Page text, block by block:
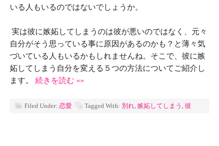
いる人もいるのではないでしょうか。
実は彼に嫉妬してしまうのは彼が悪いのではなく、元々
自分がそう思っている事に原因があるのかも？と薄々気
づいている人もいるかもしれませんね。そこで、彼に嫉
妬してしまう自分を変える５つの方法についてご紹介し
ます。
続きを読む «»
Filed Under: 恋愛 Tagged With: 別れ, 嫉妬してしまう , 彼